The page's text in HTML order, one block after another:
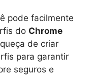
pode facilmente
do Chrome
de criar
para garantir
seguros e